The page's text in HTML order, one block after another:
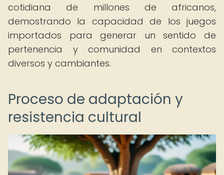
cotidiana de millones de africanos,
demostrando la capacidad de los juegos
importados para generar un sentido de
pertenencia y comunidad en contextos
diversos y cambiantes.
Proceso de adaptación y
resistencia cultural